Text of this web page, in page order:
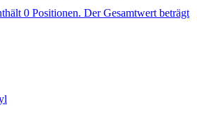
0 Positionen. Der Gesamtwert beträgt